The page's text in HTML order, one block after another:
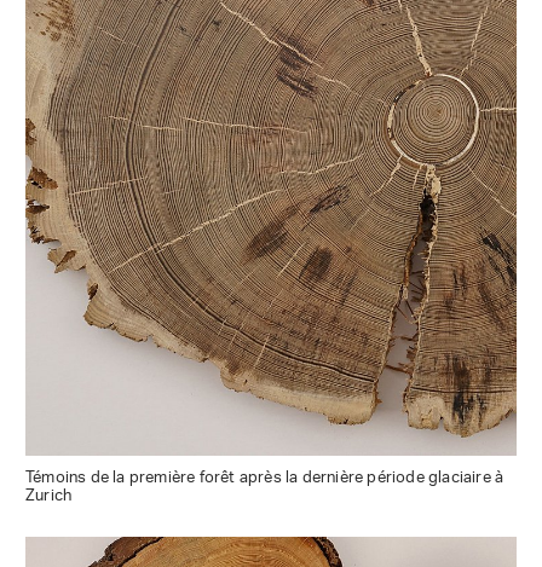
Témoins de la première forêt après la dernière période glaciaire à
Zurich